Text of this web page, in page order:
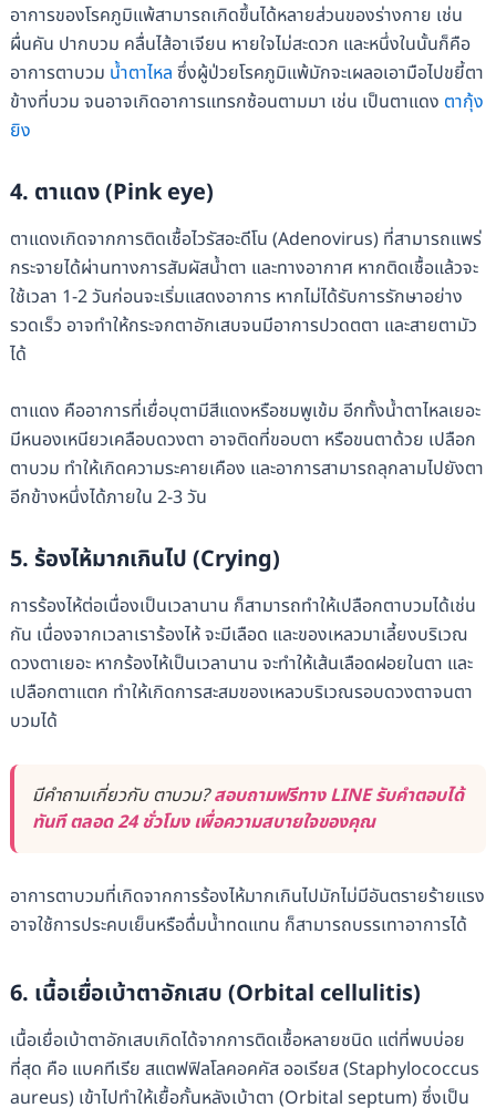
อาการของโรคภูมิแพ้สามารถเกิดขึ้นได้หลายส่วนของร่างกาย เช่น
ผื่นคัน ปากบวม คลื่นไส้อาเจียน หายใจไม่สะดวก และหนึ่งในนั้นก็คือ
อาการตาบวม น้ำตาไหล ซึ่งผู้ป่วยโรคภูมิแพ้มักจะเผลอเอามือไปขยี้ตา
ข้างที่บวม จนอาจเกิดอาการแทรกซ้อนตามมา เช่น เป็นตาแดง ตากุ้ง
ยิง
4. ตาแดง (Pink eye)
ตาแดงเกิดจากการติดเชื้อไวรัสอะดีโน (Adenovirus) ที่สามารถแพร่
กระจายได้ผ่านทางการสัมผัสน้ำตา และทางอากาศ หากติดเชื้อแล้วจะ
ใช้เวลา 1-2 วันก่อนจะเริ่มแสดงอาการ หากไม่ได้รับการรักษาอย่าง
รวดเร็ว อาจทำให้กระจกตาอักเสบจนมีอาการปวดตตา และสายตามัว
ได้
ตาแดง คืออาการที่เยื่อบุตามีสีแดงหรือชมพูเข้ม อีกทั้งน้ำตาไหลเยอะ
มีหนองเหนียวเคลือบดวงตา อาจติดที่ขอบตา หรือขนตาด้วย เปลือก
ตาบวม ทำให้เกิดความระคายเคือง และอาการสามารถลุกลามไปยังตา
อีกข้างหนึ่งได้ภายใน 2-3 วัน
5. ร้องไห้มากเกินไป (Crying)
การร้องไห้ต่อเนื่องเป็นเวลานาน ก็สามารถทำให้เปลือกตาบวมได้เช่น
กัน เนื่องจากเวลาเราร้องไห้ จะมีเลือด และของเหลวมาเลี้ยงบริเวณ
ดวงตาเยอะ หากร้องไห้เป็นเวลานาน จะทำให้เส้นเลือดฝอยในตา และ
เปลือกตาแตก ทำให้เกิดการสะสมของเหลวบริเวณรอบดวงตาจนตา
บวมได้
มีคำถามเกี่ยวกับ ตาบวม?สอบถามฟรีทาง LINE รับคำตอบได้
ทันที ตลอด 24 ชั่วโมง เพื่อความสบายใจของคุณ
อาการตาบวมที่เกิดจากการร้องไห้มากเกินไปมักไม่มีอันตรายร้ายแรง
อาจใช้การประคบเย็นหรือดื่มน้ำทดแทน ก็สามารถบรรเทาอาการได้
6. เนื้อเยื่อเบ้าตาอักเสบ (Orbital cellulitis)
เนื้อเยื่อเบ้าตาอักเสบเกิดได้จากการติดเชื้อหลายชนิด แต่ที่พบบ่อย
ที่สุด คือ แบคทีเรีย สแตฟฟิลโลคอคคัส ออเรียส (Staphylococcus
aureus) เข้าไปทำให้เยื้อกั้นหลังเบ้าตา (Orbital septum) ซึ่งเป็น